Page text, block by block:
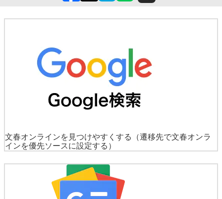
文春オンラインを見つけやすくする
（遷移先で文春オンラ
インを優先ソースに設定する）